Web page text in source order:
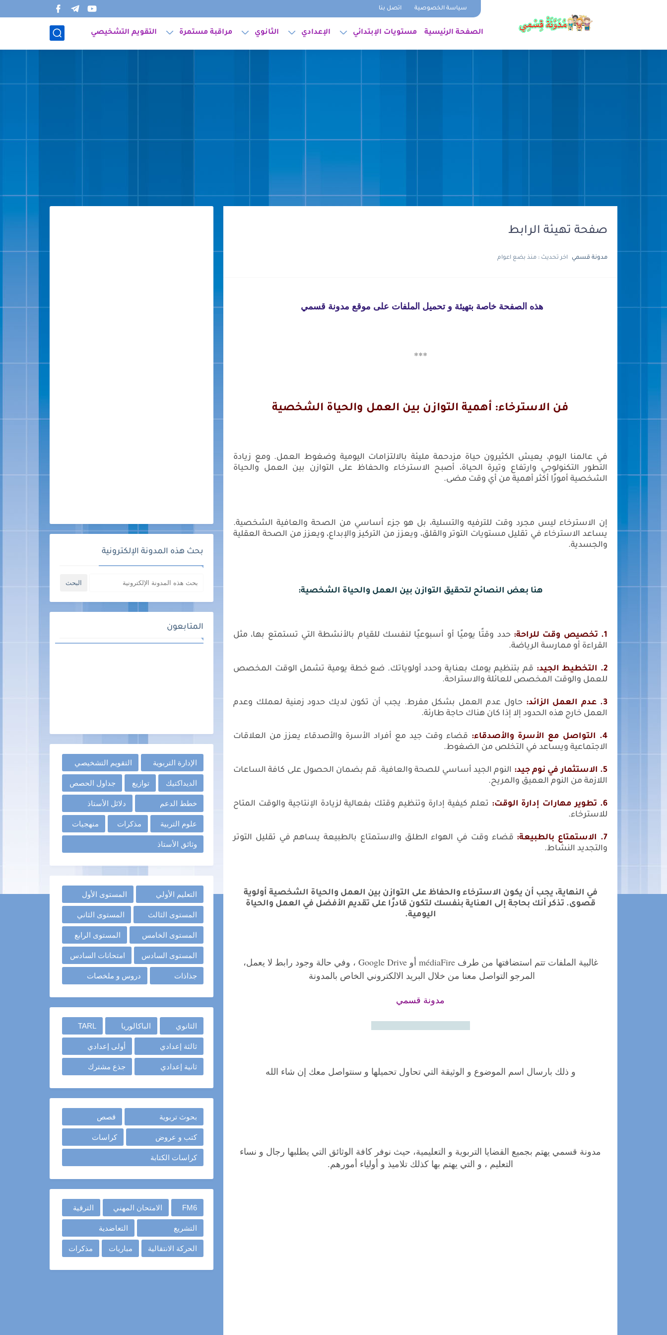
سياسة الخصوصية اتصل بنا
الصفحة الرئيسية مستويات الإبتدائي الإعدادي الثانوي مراقبة مستمرة التقويم التشخيصي
صفحة تهيئة الرابط
مدونة قسمي اخر تحديث : منذ بضع اعوام
هذه الصفحة خاصة بتهيئة و تحميل الملفات على موقع مدونة قسمي
***
فن الاسترخاء: أهمية التوازن بين العمل والحياة الشخصية
في عالمنا اليوم، يعيش الكثيرون حياة مزدحمة مليئة بالالتزامات اليومية وضغوط العمل. ومع زيادة
التطور التكنولوجي وارتفاع وتيرة الحياة، أصبح الاسترخاء والحفاظ على التوازن بين العمل والحياة
الشخصية أمورًا أكثر أهمية من أي وقت مضى.
إن الاسترخاء ليس مجرد وقت للترفيه والتسلية، بل هو جزء أساسي من الصحة والعافية الشخصية.
يساعد الاسترخاء في تقليل مستويات التوتر والقلق، ويعزز من التركيز والإبداع، ويعزز من الصحة العقلية
والجسدية.
هنا بعض النصائح لتحقيق التوازن بين العمل والحياة الشخصية:
1. تخصيص وقت للراحة:
حدد وقتًا يوميًا أو أسبوعيًا لنفسك للقيام بالأنشطة التي تستمتع بها، مثل
القراءة أو ممارسة الرياضة.
2. التخطيط الجيد:
قم بتنظيم يومك بعناية وحدد أولوياتك. ضع خطة يومية تشمل الوقت المخصص
للعمل والوقت المخصص للعائلة والاستراحة.
3. عدم العمل الزائد:
حاول عدم العمل بشكل مفرط. يجب أن تكون لديك حدود زمنية لعملك وعدم
العمل خارج هذه الحدود إلا إذا كان هناك حاجة طارئة.
4. التواصل مع الأسرة والأصدقاء:
قضاء وقت جيد مع أفراد الأسرة والأصدقاء يعزز من العلاقات
الاجتماعية ويساعد في التخلص من الضغوط.
5. الاستثمار في نوم جيد:
النوم الجيد أساسي للصحة والعافية. قم بضمان الحصول على كافة الساعات
اللازمة من النوم العميق والمريح.
6. تطوير مهارات إدارة الوقت:
تعلم كيفية إدارة وتنظيم وقتك بفعالية لزيادة الإنتاجية والوقت المتاح
للاسترخاء.
7. الاستمتاع بالطبيعة:
قضاء وقت في الهواء الطلق والاستمتاع بالطبيعة يساهم في تقليل التوتر
والتجديد النشاط.
في النهاية، يجب أن يكون الاسترخاء والحفاظ على التوازن بين العمل والحياة الشخصية أولوية
قصوى. تذكر أنك بحاجة إلى العناية بنفسك لتكون قادرًا على تقديم الأفضل في العمل والحياة
اليومية.
غالبية الملفات تتم استضافتها من طرف Google Drive أو médiaFire
، وفي حالة وجود رابط لا يعمل،
المرجو التواصل معنا من خلال البريد الالكتروني الخاص بالمدونة
مدونة قسمي
و ذلك بارسال اسم الموضوع و الوثيقة التي تحاول تحميلها و سنتواصل معك إن شاء الله
مدونة قسمي يهتم بجميع القضايا التربوية و التعليمية، حيث نوفر كافة الوثائق التي يطلبها رجال و نساء
التعليم ، و التي يهتم بها كذلك تلاميذ و أولياء أمورهم.
بحث هذه المدونة الإلكترونية
المتابعون
الإدارة التربوية التقويم التشخيصي
الديداكتيك توازيع جداول الحصص
خطط الدعم دلائل الأستاذ
علوم التربية مذكرات منهجيات
وثائق الأستاذ
التعليم الأولي المستوى الأول
المستوى الثالث المستوى الثاني
المستوى الخامس المستوى الرابع
المستوى السادس امتحانات السادس
جذاذات دروس و ملخصات
الثانوي الباكالوريا TARL
ثالثة إعدادي أولى إعدادي
ثانية إعدادي جذع مشترك
بحوث تربوية قصص
كتب و عروض كراسات
كراسات الكتابة
FM6 الامتحان المهني الترقية
التشريع التعاضدية
الحركة الانتقالية مباريات مذكرات